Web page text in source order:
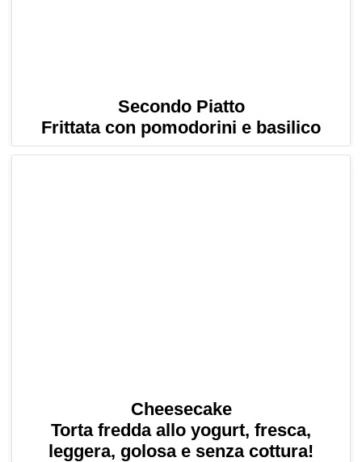
Secondo Piatto
Frittata con pomodorini e basilico
Cheesecake
Torta fredda allo yogurt, fresca,
leggera, golosa e senza cottura!